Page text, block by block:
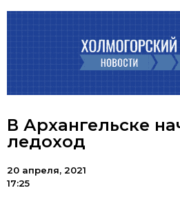
В Архангельске
ледоход
20 апреля, 2021
17:25